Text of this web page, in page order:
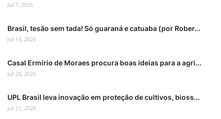
Jul 7, 2026
Brasil, tesão sem tada! Só guaraná e catuaba (por Rober...
Jul 13, 2026
Casal Ermírio de Moraes procura boas ideias para a agri...
Jul 28, 2026
UPL Brasil leva inovação em proteção de cultivos, bioss...
Jul 21, 2026